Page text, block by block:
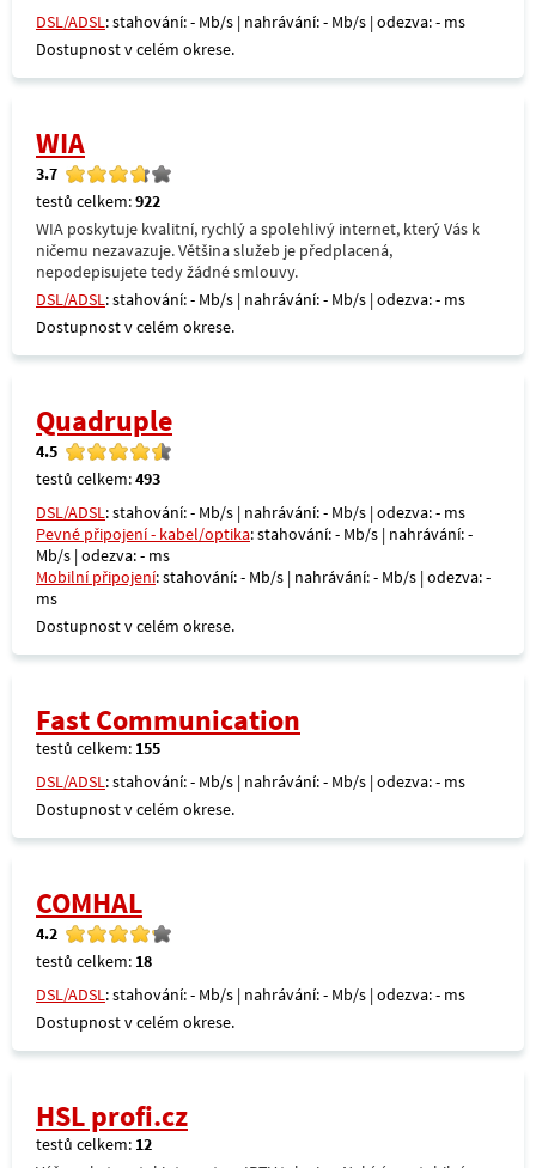
DSL/ADSL: stahování: - Mb/s | nahrávání: - Mb/s | odezva: - ms
Dostupnost v celém okrese.
WIA
3.7
testů celkem:922
WIA poskytuje kvalitní, rychlý a spolehlivý internet, který Vás k
ničemu nezavazuje. Většina služeb je předplacená,
nepodepisujete tedy žádné smlouvy.
DSL/ADSL: stahování: - Mb/s | nahrávání: - Mb/s | odezva: - ms
Dostupnost v celém okrese.
Quadruple
4.5
testů celkem:493
DSL/ADSL: stahování: - Mb/s | nahrávání: - Mb/s | odezva: - ms
Pevné připojení - kabel/optika: stahování: - Mb/s | nahrávání: -
Mb/s | odezva: - ms
Mobilní připojení: stahování: - Mb/s | nahrávání: - Mb/s | odezva: -
ms
Dostupnost v celém okrese.
Fast Communication
testů celkem: 155
DSL/ADSL: stahování: - Mb/s | nahrávání: - Mb/s | odezva: - ms
Dostupnost v celém okrese.
COMHAL
4.2
testů celkem: 18
DSL/ADSL: stahování: - Mb/s | nahrávání: - Mb/s | odezva: - ms
Dostupnost v celém okrese.
HSL profi.cz
testů celkem: 12